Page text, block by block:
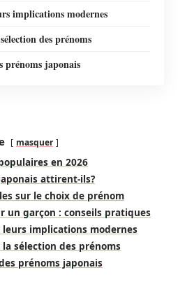
implications modernes
des prénoms
prénoms japonais
masquer
en 2026
attirent-ils?
sur le choix de prénom
un garçon : conseils pratiques
implications modernes
sélection des prénoms
prénoms japonais